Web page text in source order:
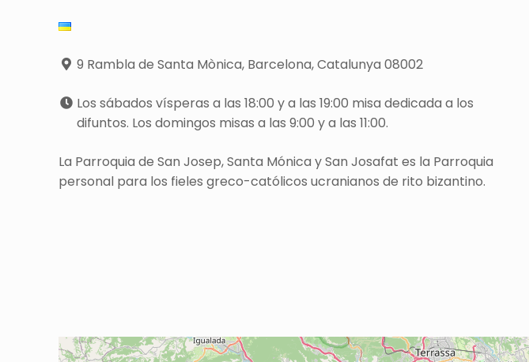
9 Rambla de Santa Mònica, Barcelona, Catalunya 08002
Los sábados vísperas a las 18:00 y a las 19:00 misa dedicada a los
difuntos. Los domingos misas a las 9:00 y a las 11:00.
La Parroquia de San Josep, Santa Mónica y San Josafat es la Parroquia
personal para los fieles greco-católicos ucranianos de rito bizantino.